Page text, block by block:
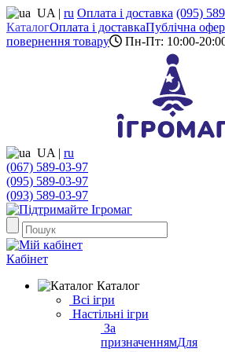
UA | ru Оплата і доставка (095)
КаталогОплата і доставкаПублічна
повернення товару
Пн-Пт: 10:00-
UA | ru
(067) 589-03-97
(095) 589-03-97
(093) 589-03-97
Кабінет
Каталог
Всі ігри
Настільні ігри
За
призначеннямДля